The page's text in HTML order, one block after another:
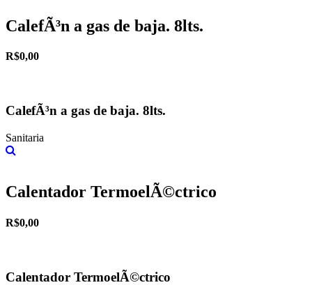
CalefÃ³n a gas de baja. 8lts.
R$0,00
CalefÃ³n a gas de baja. 8lts.
Sanitaria
Calentador TermoelÃ©ctrico
R$0,00
Calentador TermoelÃ©ctrico